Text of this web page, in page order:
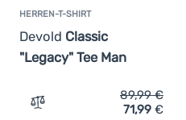
Icebreaker Men Merino
HERREN-T-SHIRT
Devold Classic
"Legacy" Tee Man
Zum Vergleich 'Herren-T-
89,99€
71,99 €